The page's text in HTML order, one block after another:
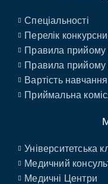
Спеціальності
Перелік
Правила прийому
Правила
Вартість навчання
Приймальна
Університетська
Медичний
Медичні Центри